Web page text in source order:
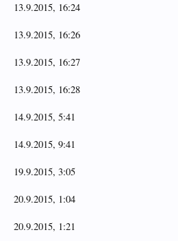
13.9.2015, 16:24
13.9.2015, 16:26
13.9.2015, 16:27
13.9.2015, 16:28
14.9.2015, 5:41
14.9.2015, 9:41
19.9.2015, 3:05
20.9.2015, 1:04
20.9.2015, 1:21